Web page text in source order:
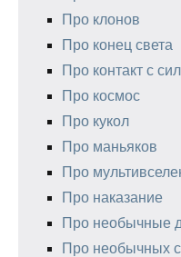
Про клонов
Про конец света
Про контакт с
Про космос
Про кукол
Про маньяков
Про
Про наказание
Про необычные
Про необычных